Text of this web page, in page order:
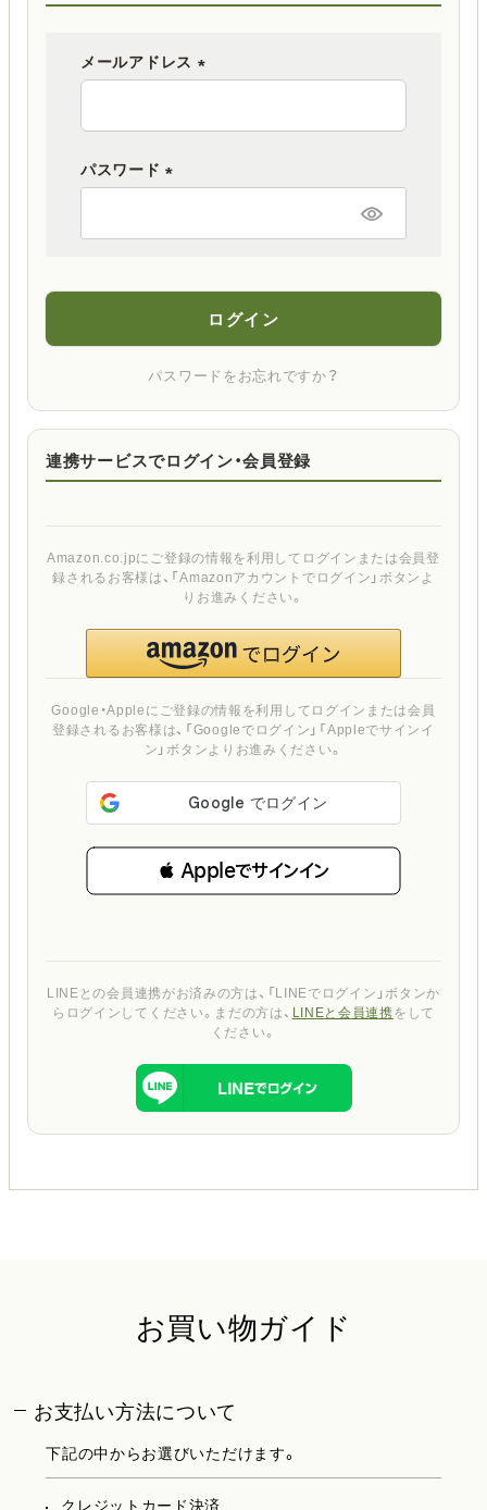
メールアドレス
パスワード
ログイン
パスワードをお忘れですか？
連携サービスでログイン・会員登録
 Appleでサインイン
Google・Appleにご登録の情報を利用してログインまたは会員
登録されるお客様は、「Googleでログイン」「Appleでサインイ
ン」ボタンよりお進みください。
Amazon.co.jpにご登録の情報を利用してログインまたは会員登
録されるお客様は、「Amazonアカウントでログイン」ボタンよ
りお進みください。
LINEとの会員連携がお済みの方は、「LINEでログイン」ボタンか
らログインしてください。まだの方は、 LINEと会員連携をして
ください。
お買い物ガイド
お支払い方法について
下記の中からお選びいただけます。
クレジットカード決済